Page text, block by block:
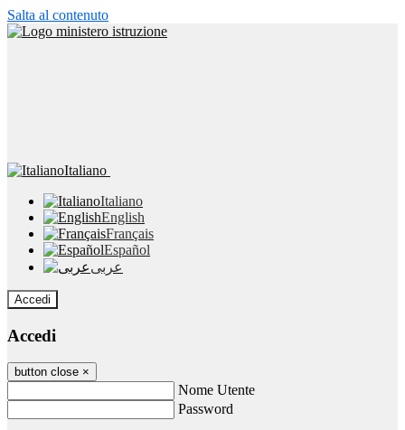
Salta al contenuto
Italiano
Italiano
English
Français
Español
عربى
Accedi
Accedi
button close ×
Nome Utente
Password